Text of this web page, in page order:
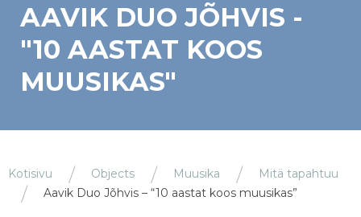
AAVIK DUO JÕHVIS -
"10 AASTAT KOOS
MUUSIKAS"
Kotisivu Objects Muusika
Mitä tapahtuu
Aavik Duo Jõhvis – “10 aastat koos muusikas”